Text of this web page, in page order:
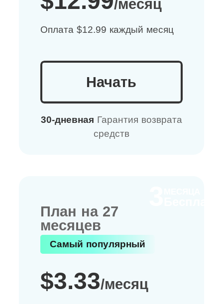
/месяц
Оплата $12.99 каждый месяц
Начать
30-дневная Гарантия возврата
средств
План на 27
месяцев
Самый популярный
$3.33/месяц